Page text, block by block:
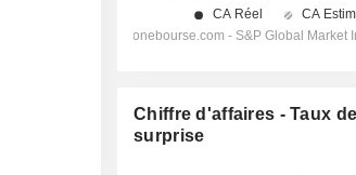
Chiffre d'affaires - Taux de
surprise